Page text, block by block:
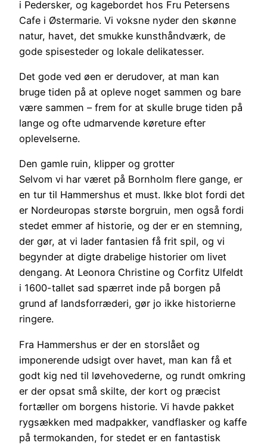
i Pedersker, og kagebordet hos Fru Petersens
Cafe i Østermarie. Vi voksne nyder den skønne
natur, havet, det smukke kunsthåndværk, de
gode spisesteder og lokale delikatesser.
Det gode ved øen er derudover, at man kan
bruge tiden på at opleve noget sammen og bare
være sammen – frem for at skulle bruge tiden på
lange og ofte udmarvende køreture efter
oplevelserne.
Den gamle ruin, klipper og grotter
Selvom vi har været på Bornholm flere gange, er
en tur til Hammershus et must. Ikke blot fordi det
er Nordeuropas største borgruin, men også fordi
stedet emmer af historie, og der er en stemning,
der gør, at vi lader fantasien få frit spil, og vi
begynder at digte drabelige historier om livet
dengang. At Leonora Christine og Corfitz Ulfeldt
i 1600-tallet sad spærret inde på borgen på
grund af landsforræderi, gør jo ikke historierne
ringere.
Fra Hammershus er der en storslået og
imponerende udsigt over havet, man kan få et
godt kig ned til løvehovederne, og rundt omkring
er der opsat små skilte, der kort og præcist
fortæller om borgens historie. Vi havde pakket
rygsækken med madpakker, vandflasker og kaffe
på termokanden, for stedet er en fantastisk